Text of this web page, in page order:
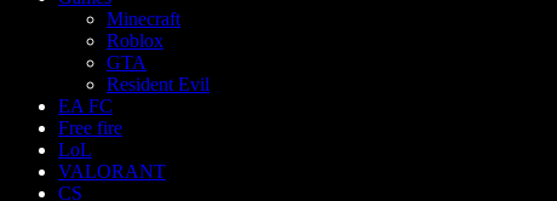
Minecraft
Roblox
GTA
Resident Evil
EA FC
Free fire
LoL
VALORANT
CS